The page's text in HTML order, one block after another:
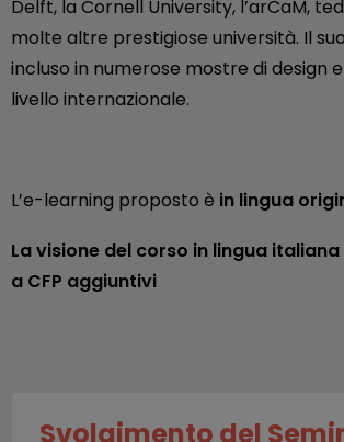
Delft, la Cornell University, l’arCaM,
molte altre prestigiose università. Il
incluso in numerose mostre di design
livello internazionale.
L’e-learning proposto è in lingua
La visione del corso in lingua
a CFP aggiuntivi
Svolgimento del